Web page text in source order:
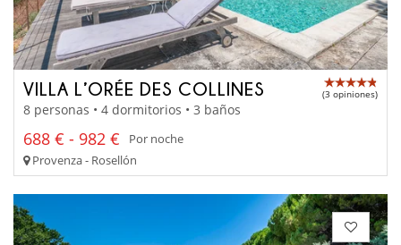
VILLA L’ORÉE DES COLLINES (3 opiniones)
8 personas • 4 dormitorios • 3 baños
688 € - 982 €
Por noche
Provenza - Rosellón